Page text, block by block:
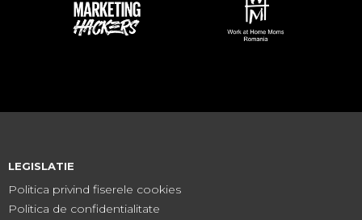
LEGISLATIE
Politica privind fiserele cookies
Politica de confidentialitate